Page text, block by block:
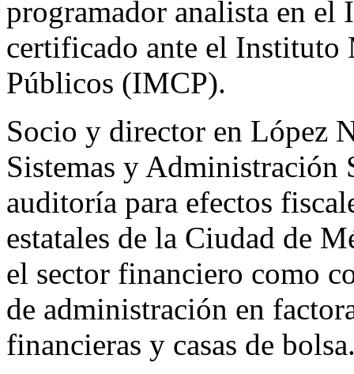
programador analista en
certificado ante el Instituto
Públicos (IMCP).
Socio y director en López
Sistemas y Administración
auditoría para efectos
estatales de la Ciudad de
el sector financiero como
de administración en
financieras y casas de